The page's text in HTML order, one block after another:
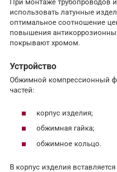
При монтаже трубопроводов
использовать латунные
оптимальное соотношение
повышения
покрывают хромом.
Устройство
Обжимной компрессионный
частей:
корпус изделия;
обжимная гайка;
обжимное кольцо.
В корпус изделия